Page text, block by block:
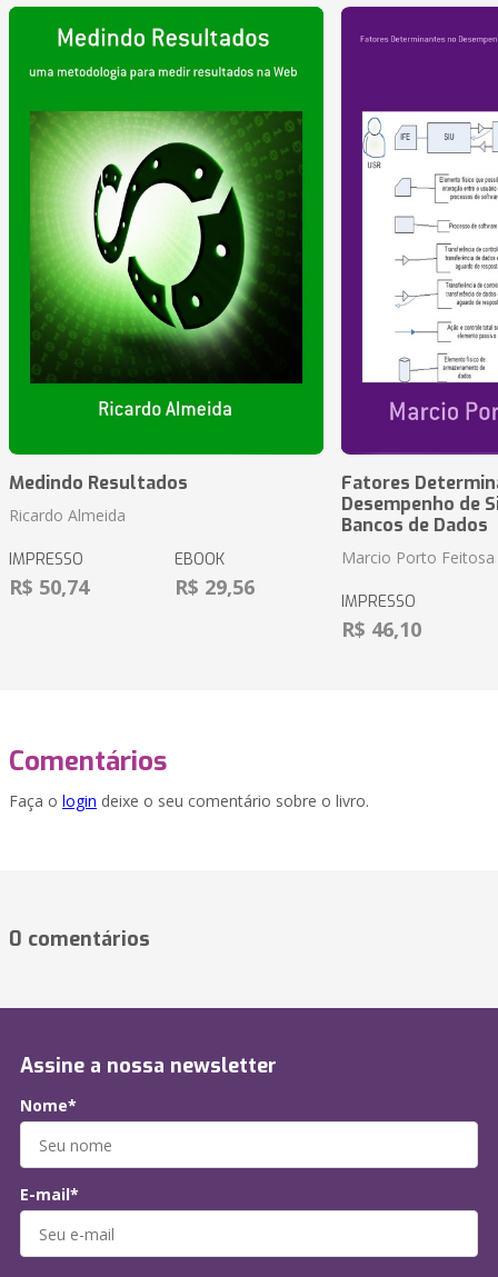
Medindo Resultados
Ricardo Almeida
IMPRESSO
R$ 50,74
EBOOK
R$ 29,56
Fatores
Desempenho de
Bancos de Dados
Marcio Porto Feitosa
IMPRESSO
R$ 46,10
Comentários
Faça o login deixe o seu comentário sobre o livro.
0 comentários
Assine a nossa newsletter
Nome*
E-mail*